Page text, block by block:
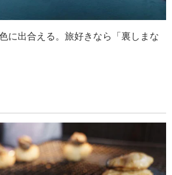
に出合える。旅好きなら「裏しまな